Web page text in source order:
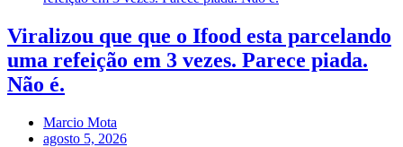
Viralizou que que o Ifood esta parcelando
uma refeição em 3 vezes. Parece piada.
Não é.
Marcio Mota
agosto 5, 2026